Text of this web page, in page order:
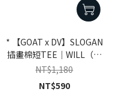
* 【GOAT x DV】SLOGAN
插畫棉短TEE｜WILL（孩
童版）
NT$1,180
NT$590